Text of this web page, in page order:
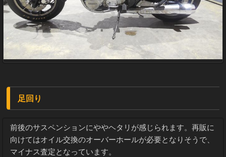
足回り
前後のサスペンションにややヘタリが感じられます。再販に
向けてはオイル交換のオーバーホールが必要となりそうで、
マイナス査定となっています。